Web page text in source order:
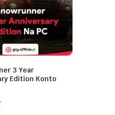
3 Year
Edition Konto